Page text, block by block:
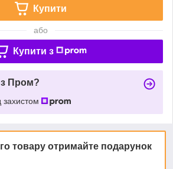
Купити
або
Купити з
з Пром?
захистом
товару отримайте подарунок